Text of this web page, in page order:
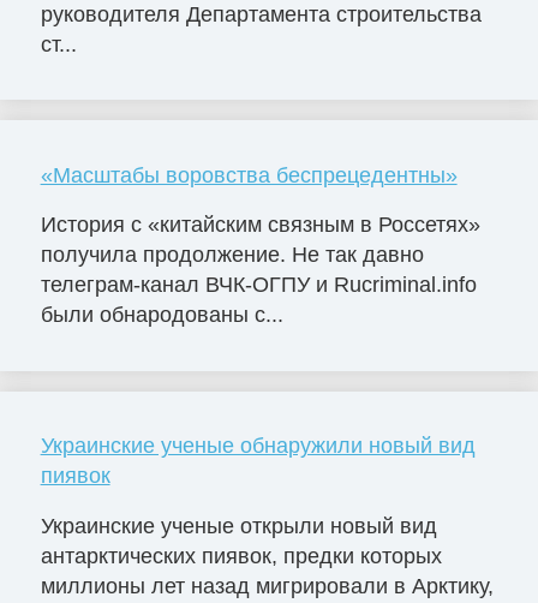
руководителя Департамента строительства
ст...
«Масштабы воровства беспрецедентны»
История с «китайским связным в Россетях»
получила продолжение. Не так давно
телеграм-канал ВЧК-ОГПУ и Rucriminal.info
были обнародованы с...
Украинские ученые обнаружили новый вид
пиявок
Украинские ученые открыли новый вид
антарктических пиявок, предки которых
миллионы лет назад мигрировали в Арктику,